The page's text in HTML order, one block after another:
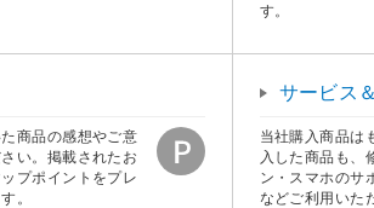
す。
商品の感想やご意
い。掲載されたお
プポイントをプレ
。
サービス
当社購入商品は
入した商品も、
ン・スマホのサ
などご利用いた